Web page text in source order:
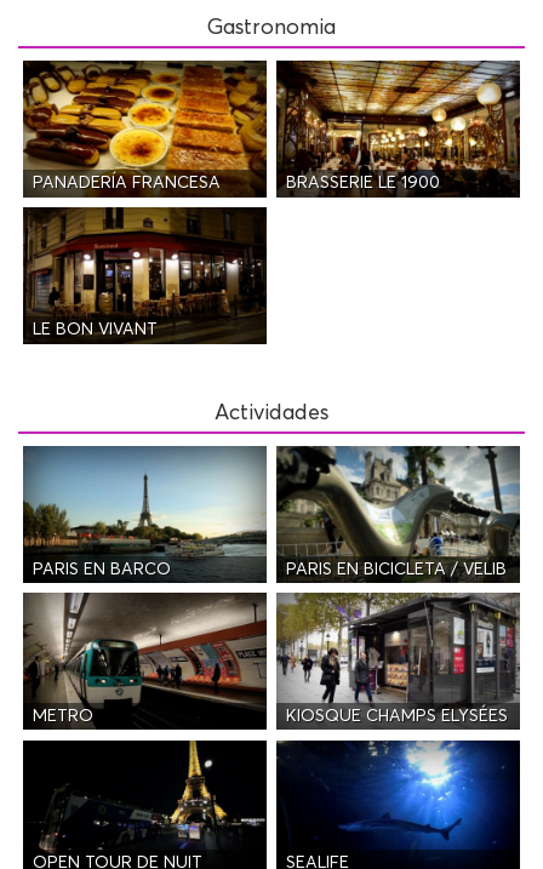
Gastronomia
PANADERÍA FRANCESA BRASSERIE LE 1900
LE BON VIVANT
Actividades
PARIS EN BARCO PARIS EN BICICLETA / VELIB
METRO KIOSQUE CHAMPS ELYSÉES
OPEN TOUR DE NUIT SEALIFE